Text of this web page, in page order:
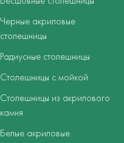
Черные акриловые
столешницы
Радиусные столешницы
Столешницы с мойкой
Столешницы из акрилового
камня
Белые акриловые